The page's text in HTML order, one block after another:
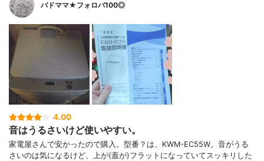
バドママ★フォロバ100◎
4.00
音はうるさいけど使いやすい。
家電屋さんで安かったので購入。型番？は、KWM-EC55W。音がうる
さいのは気になるけど、上が(蓋が)フラットになっていてスッキリした